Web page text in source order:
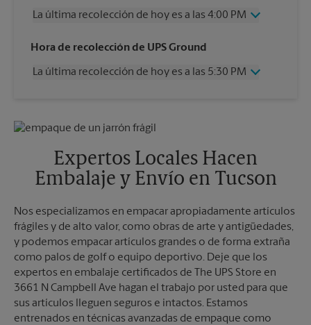
La última recolección de hoy es a las 4:00 PM
Miércoles
4:00 PM
Viernes
4:00 PM
Martes
4:00 PM
Hora de recolección de UPS Ground
La última recolección de hoy es a las 5:30 PM
Viernes
5:30 PM
Domingo
Sin Recolección
Lunes
5:30 PM
Expertos Locales Hacen
Embalaje y Envío en Tucson
Nos especializamos en empacar apropiadamente artículos
frágiles y de alto valor, como obras de arte y antigüedades,
y podemos empacar artículos grandes o de forma extraña
como palos de golf o equipo deportivo. Deje que los
expertos en embalaje certificados de The UPS Store en
3661 N Campbell Ave hagan el trabajo por usted para que
sus artículos lleguen seguros e intactos. Estamos
entrenados en técnicas avanzadas de empaque como